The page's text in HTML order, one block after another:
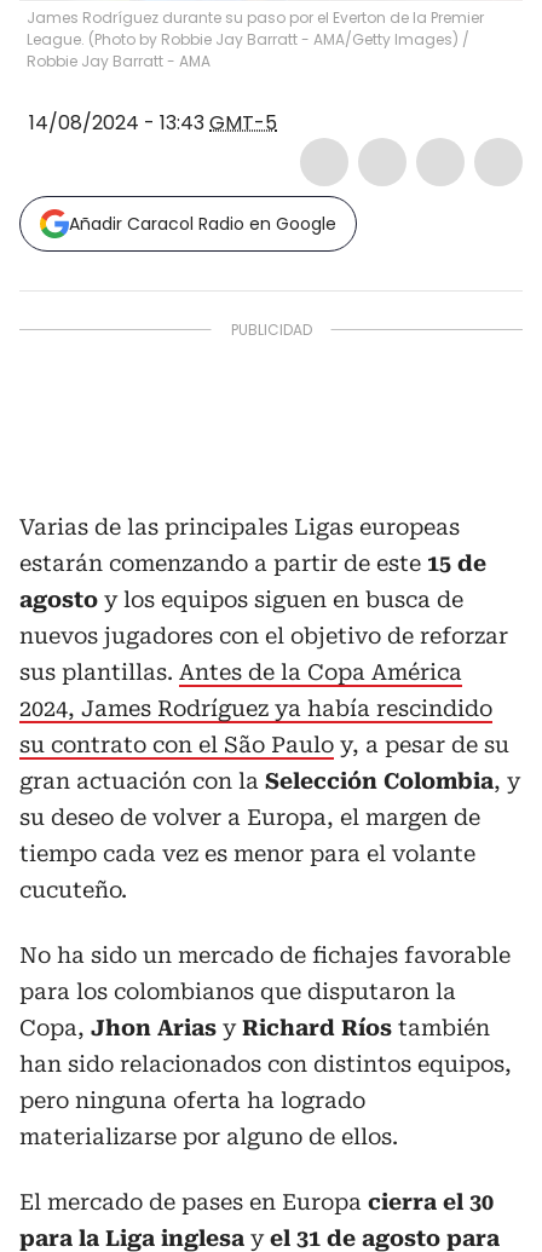
James Rodríguez durante su paso por el Everton de la Premier
League. (Photo by Robbie Jay Barratt - AMA/Getty Images) /
Robbie Jay Barratt - AMA
14/08/2024 - 13:43GMT-5
Añadir Caracol Radio en Google
Varias de las principales Ligas europeas
estarán comenzando a partir de este 15 de
agosto y los equipos siguen en busca de
nuevos jugadores con el objetivo de reforzar
sus plantillas. Antes de la Copa América
2024, James Rodríguez ya había rescindido
su contrato con el São Paulo y, a pesar de su
gran actuación con la Selección Colombia, y
su deseo de volver a Europa, el margen de
tiempo cada vez es menor para el volante
cucuteño.
No ha sido un mercado de fichajes favorable
para los colombianos que disputaron la
Copa, Jhon Arias yRichard Ríos también
han sido relacionados con distintos equipos,
pero ninguna oferta ha logrado
materializarse por alguno de ellos.
El mercado de pases en Europa cierra el 30
para la Liga inglesa yel 31 de agosto para